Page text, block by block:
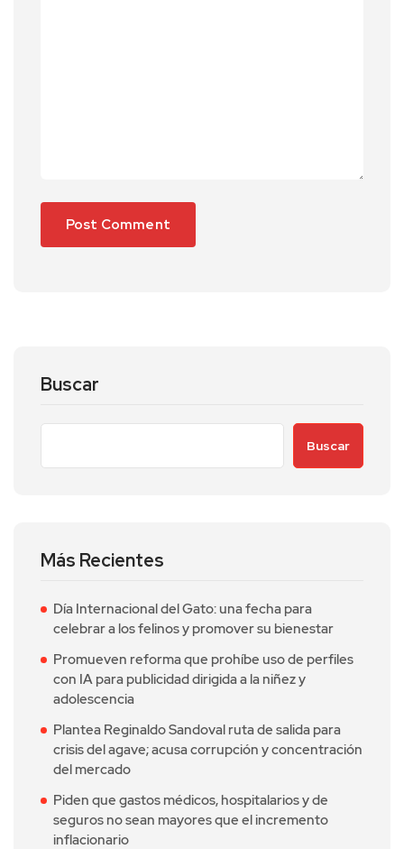
Buscar
Buscar
Más Recientes
Día Internacional del Gato: una fecha para
celebrar a los felinos y promover su bienestar
Promueven reforma que prohíbe uso de perfiles
con IA para publicidad dirigida a la niñez y
adolescencia
Plantea Reginaldo Sandoval ruta de salida para
crisis del agave; acusa corrupción y concentración
del mercado
Piden que gastos médicos, hospitalarios y de
seguros no sean mayores que el incremento
inflacionario